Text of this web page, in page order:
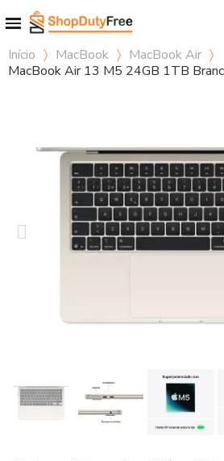
Início MacBook
MacBook Air
MacBook Air 13 M5 24GB 1TB